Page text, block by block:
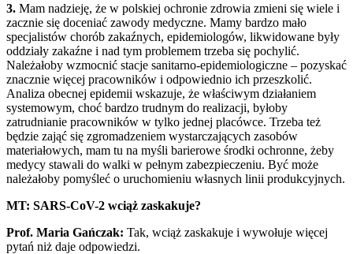
3. Mam nadzieję, że w polskiej ochronie zdrowia zmieni się wiele i
zacznie się doceniać zawody medyczne. Mamy bardzo mało
specjalistów chorób zakaźnych, epidemiologów, likwidowane były
oddziały zakaźne i nad tym problemem trzeba się pochylić.
Należałoby wzmocnić stacje sanitarno-epidemiologiczne – pozyskać
znacznie więcej pracowników i odpowiednio ich przeszkolić.
Analiza obecnej epidemii wskazuje, że właściwym działaniem
systemowym, choć bardzo trudnym do realizacji, byłoby
zatrudnianie pracowników w tylko jednej placówce. Trzeba też
będzie zająć się zgromadzeniem wystarczających zasobów
materiałowych, mam tu na myśli barierowe środki ochronne, żeby
medycy stawali do walki w pełnym zabezpieczeniu. Być może
należałoby pomyśleć o uruchomieniu własnych linii produkcyjnych.
MT: SARS-CoV-2 wciąż zaskakuje?
Prof. Maria Gańczak: Tak, wciąż zaskakuje i wywołuje więcej
pytań niż daje odpowiedzi.